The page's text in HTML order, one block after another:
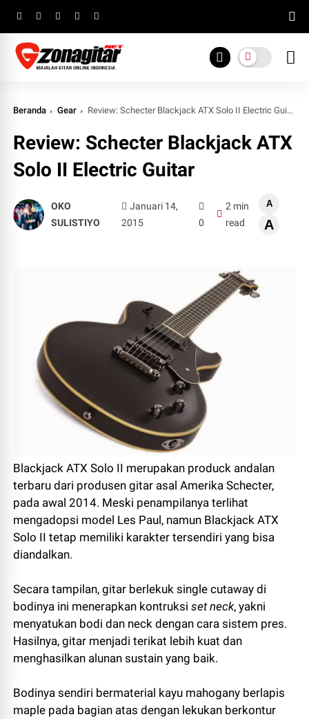
Beranda Gear Review: Schecter Blackjack ATX Solo II Electric Guitar
Review: Schecter Blackjack ATX
Solo II Electric Guitar
OKO
SULISTIYO
Januari 14,
2015
0
2 min
read
A
A
Blackjack ATX Solo II merupakan produck andalan
terbaru dari produsen gitar asal Amerika Schecter,
pada awal 2014. Meski penampilanya terlihat
mengadopsi model Les Paul, namun Blackjack ATX
Solo II tetap memiliki karakter tersendiri yang bisa
diandalkan.
Secara tampilan, gitar berlekuk single cutaway di
bodinya ini menerapkan kontruksiset neck, yakni
menyatukan bodi dan neck dengan cara sistem pres.
Hasilnya, gitar menjadi terikat lebih kuat dan
menghasilkan alunan sustain yang baik.
Bodinya sendiri bermaterial kayu mahogany berlapis
maple pada bagian atas dengan lekukan berkontur